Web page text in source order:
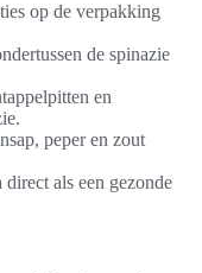
op de verpakking
de spinazie
en
peper en zout
direct als een gezonde